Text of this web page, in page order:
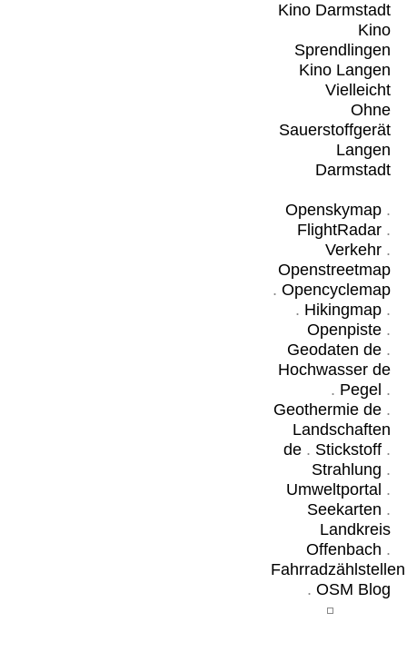
Kino Darmstadt
Kino
Sprendlingen
Kino Langen
Vielleicht
Ohne
Sauerstoffgerät
Langen
Darmstadt
Openskymap.
FlightRadar.
Verkehr.
Openstreetmap
. Opencyclemap
. Hikingmap.
Openpiste.
Geodaten de.
Hochwasser de
. Pegel .
Geothermie de.
Landschaften
de. Stickstoff.
Strahlung .
Umweltportal .
Seekarten .
Landkreis
Offenbach .
Fahrradzählstellen
. OSM Blog